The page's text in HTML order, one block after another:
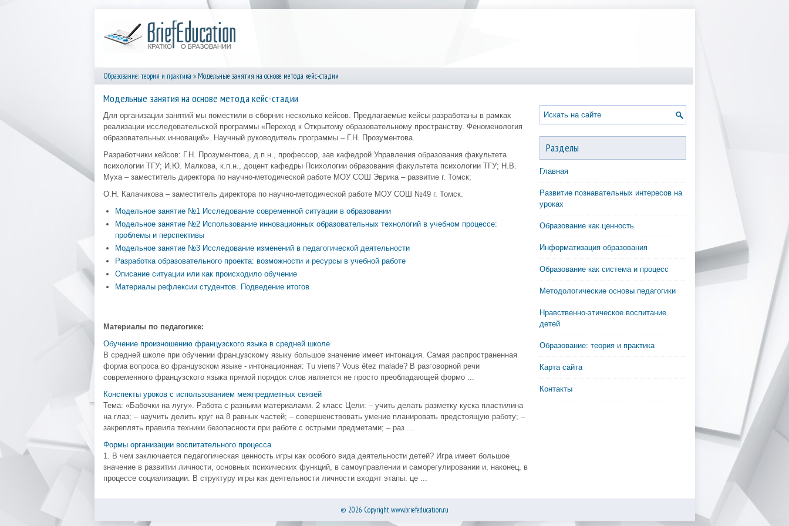
Образование: теория и практика » Модельные занятия на основе метода кейс-стадии
Модельные занятия на основе метода кейс-стадии
Для организации занятий мы поместили в сборник несколько кейсов. Предлагаемые кейсы разработаны в рамках
реализации исследовательской программы «Переход к Открытому образовательному пространству. Феноменология
образовательных инноваций». Научный руководитель программы – Г.Н. Прозументова.
Разработчики кейсов: Г.Н. Прозументова, д.п.н., профессор, зав кафедрой Управления образования факультета
психологии ТГУ; И.Ю. Малкова, к.п.н., доцент кафедры Психологии образования факультета психологии ТГУ; Н.В.
Муха – заместитель директора по научно-методической работе МОУ СОШ Эврика – развитие г. Томск;
О.Н. Калачикова – заместитель директора по научно-методической работе МОУ СОШ №49 г. Томск.
Модельное занятие №1 Исследование современной ситуации в образовании
Модельное занятие №2 Использование инновационных образовательных технологий в учебном процессе:
проблемы и перспективы
Модельное занятие №3 Исследование изменений в педагогической деятельности
Разработка образовательного проекта: возможности и ресурсы в учебной работе
Описание ситуации или как происходило обучение
Материалы рефлексии студентов. Подведение итогов
Материалы по педагогике:
Обучение произношению французского языка в средней школе
В средней школе при обучении французскому языку большое значение имеет интонация. Самая распространенная
форма вопроса во французском языке - интонационная: Tu viens? Vous ȇtez malade? В разговорной речи
современного французского языка прямой порядок слов является не просто преобладающей формо ...
Конспекты уроков с использованием межпредметных связей
Тема: «Бабочки на лугу». Работа с разными материалами. 2 класс Цели: – учить делать разметку куска пластилина
на глаз; – научить делить круг на 8 равных частей; – совершенствовать умение планировать предстоящую работу; –
закреплять правила техники безопасности при работе с острыми предметами; – раз ...
Формы организации воспитательного процесса
1. В чем заключается педагогическая ценность игры как особого вида деятельности детей? Игра имеет большое
значение в развитии личности, основных психических функций, в самоуправлении и саморегулировании и, наконец, в
процессе социализации. В структуру игры как деятельности личности входят этапы: це ...
Разделы
Главная
Развитие познавательных интересов на
уроках
Образование как ценность
Информатизация образования
Образование как система и процесс
Методологические основы педагогики
Нравственно-этическое воспитание
детей
Образование: теория и практика
Карта сайта
Контакты
© 2026 Copyright www.briefeducation.ru